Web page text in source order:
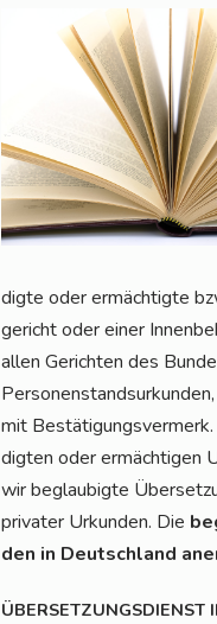
dig­te oder ermäch­tig­te
ge­richt oder einer
allen Gerich­ten des
mit
dig­ten oder ermäch­ti­gen
wir beglau­big­te
pri­va­ter Urkun­den. Die
den in Deutsch­land
ÜBERSETZUNGSDIENST